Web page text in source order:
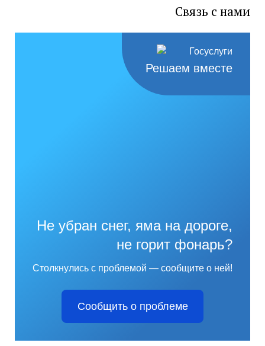
Связь с нами
Решаем вместе
Не убран снег, яма на дороге,
не горит фонарь?
Столкнулись с проблемой — сообщите о ней!
Сообщить о проблеме